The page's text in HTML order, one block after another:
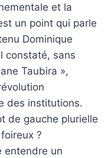
et la
un point qui parle
Dominique
constaté, sans
Taubira »,
des institutions.
de gauche plurielle
?
entendre un